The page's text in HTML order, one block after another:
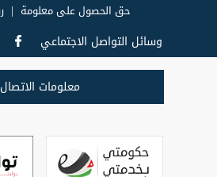
حق الحصول على معلومة
وسائل التواصل الاجتماعي
معلومات الاتصال